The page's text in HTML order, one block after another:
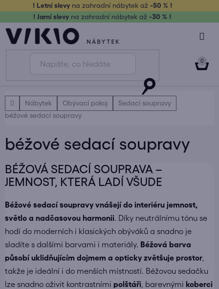
obsah
! Letní slevy na zahradní nábytek až-50 % !
! Jarní slevy na zahradní nábytek až -30 % !
DomůNábytek Obývací pokoj
Sedací soupravy
béžové sedací soupravy
béžové sedací soupravy
BÉŽOVÁ SEDACÍ SOUPRAVA –
JEMNOST, KTERÁ LADÍ VŠUDE
Béžové sedací soupravy vnášejí do interiéru jemnost,
světlo a nadčasovou harmonii . Díky neutrálnímu tónu se
hodí do moderních i klasických obýváků a snadno je
sladíte s dalšími barvami i materiály. Béžová barva
působí uklidňujícím dojmem a opticky zvětšuje prostor
takže je ideální i do menších místností. Béžovou sedačku
lze snadno oživit kontrastními polštáři , barevnými koberci